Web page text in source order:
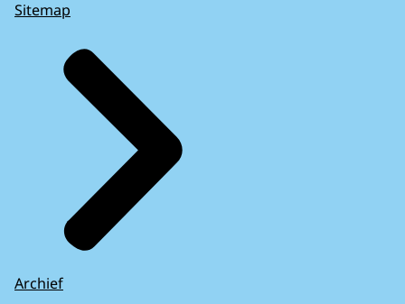
Sitemap
Archief